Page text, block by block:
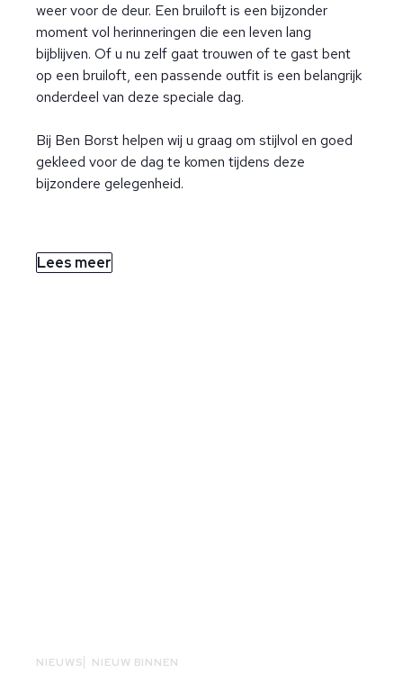
weer voor de deur. Een bruiloft is een bijzonder
moment vol herinneringen die een leven lang
bijblijven. Of u nu zelf gaat trouwen of te gast bent
op een bruiloft, een passende outfit is een belangrijk
onderdeel van deze speciale dag.
Bij Ben Borst helpen wij u graag om stijlvol en goed
gekleed voor de dag te komen tijdens deze
bijzondere gelegenheid.
Lees meer
NIEUWS NIEUW BINNEN